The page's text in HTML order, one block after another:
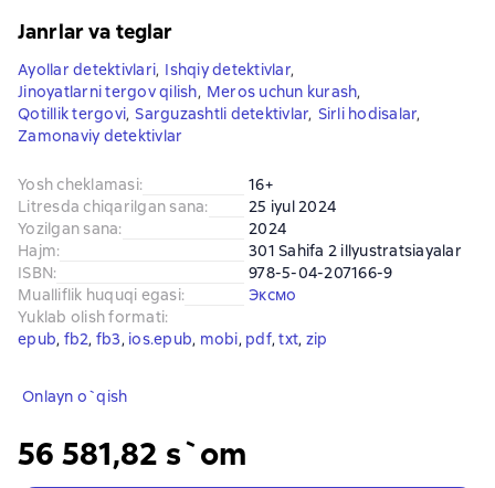
Janrlar va teglar
Ayollar detektivlari, Ishqiy detektivlar,
Jinoyatlarni tergov qilish, Meros uchun kurash,
Qotillik tergovi, Sarguzashtli detektivlar, Sirli hodisalar,
Zamonaviy detektivlar
Yosh cheklamasi:
16+
Litresda chiqarilgan sana:
25 iyul 2024
Yozilgan sana:
2024
Hajm:
301 Sahifa 2 illyustratsiayalar
ISBN:
978-5-04-207166-9
Mualliflik huquqi egasi:
Эксмо
Yuklab olish formati:
epub, fb2, fb3, ios.epub, mobi, pdf, txt, zip
Onlayn o`qish
56 581,82 s`om